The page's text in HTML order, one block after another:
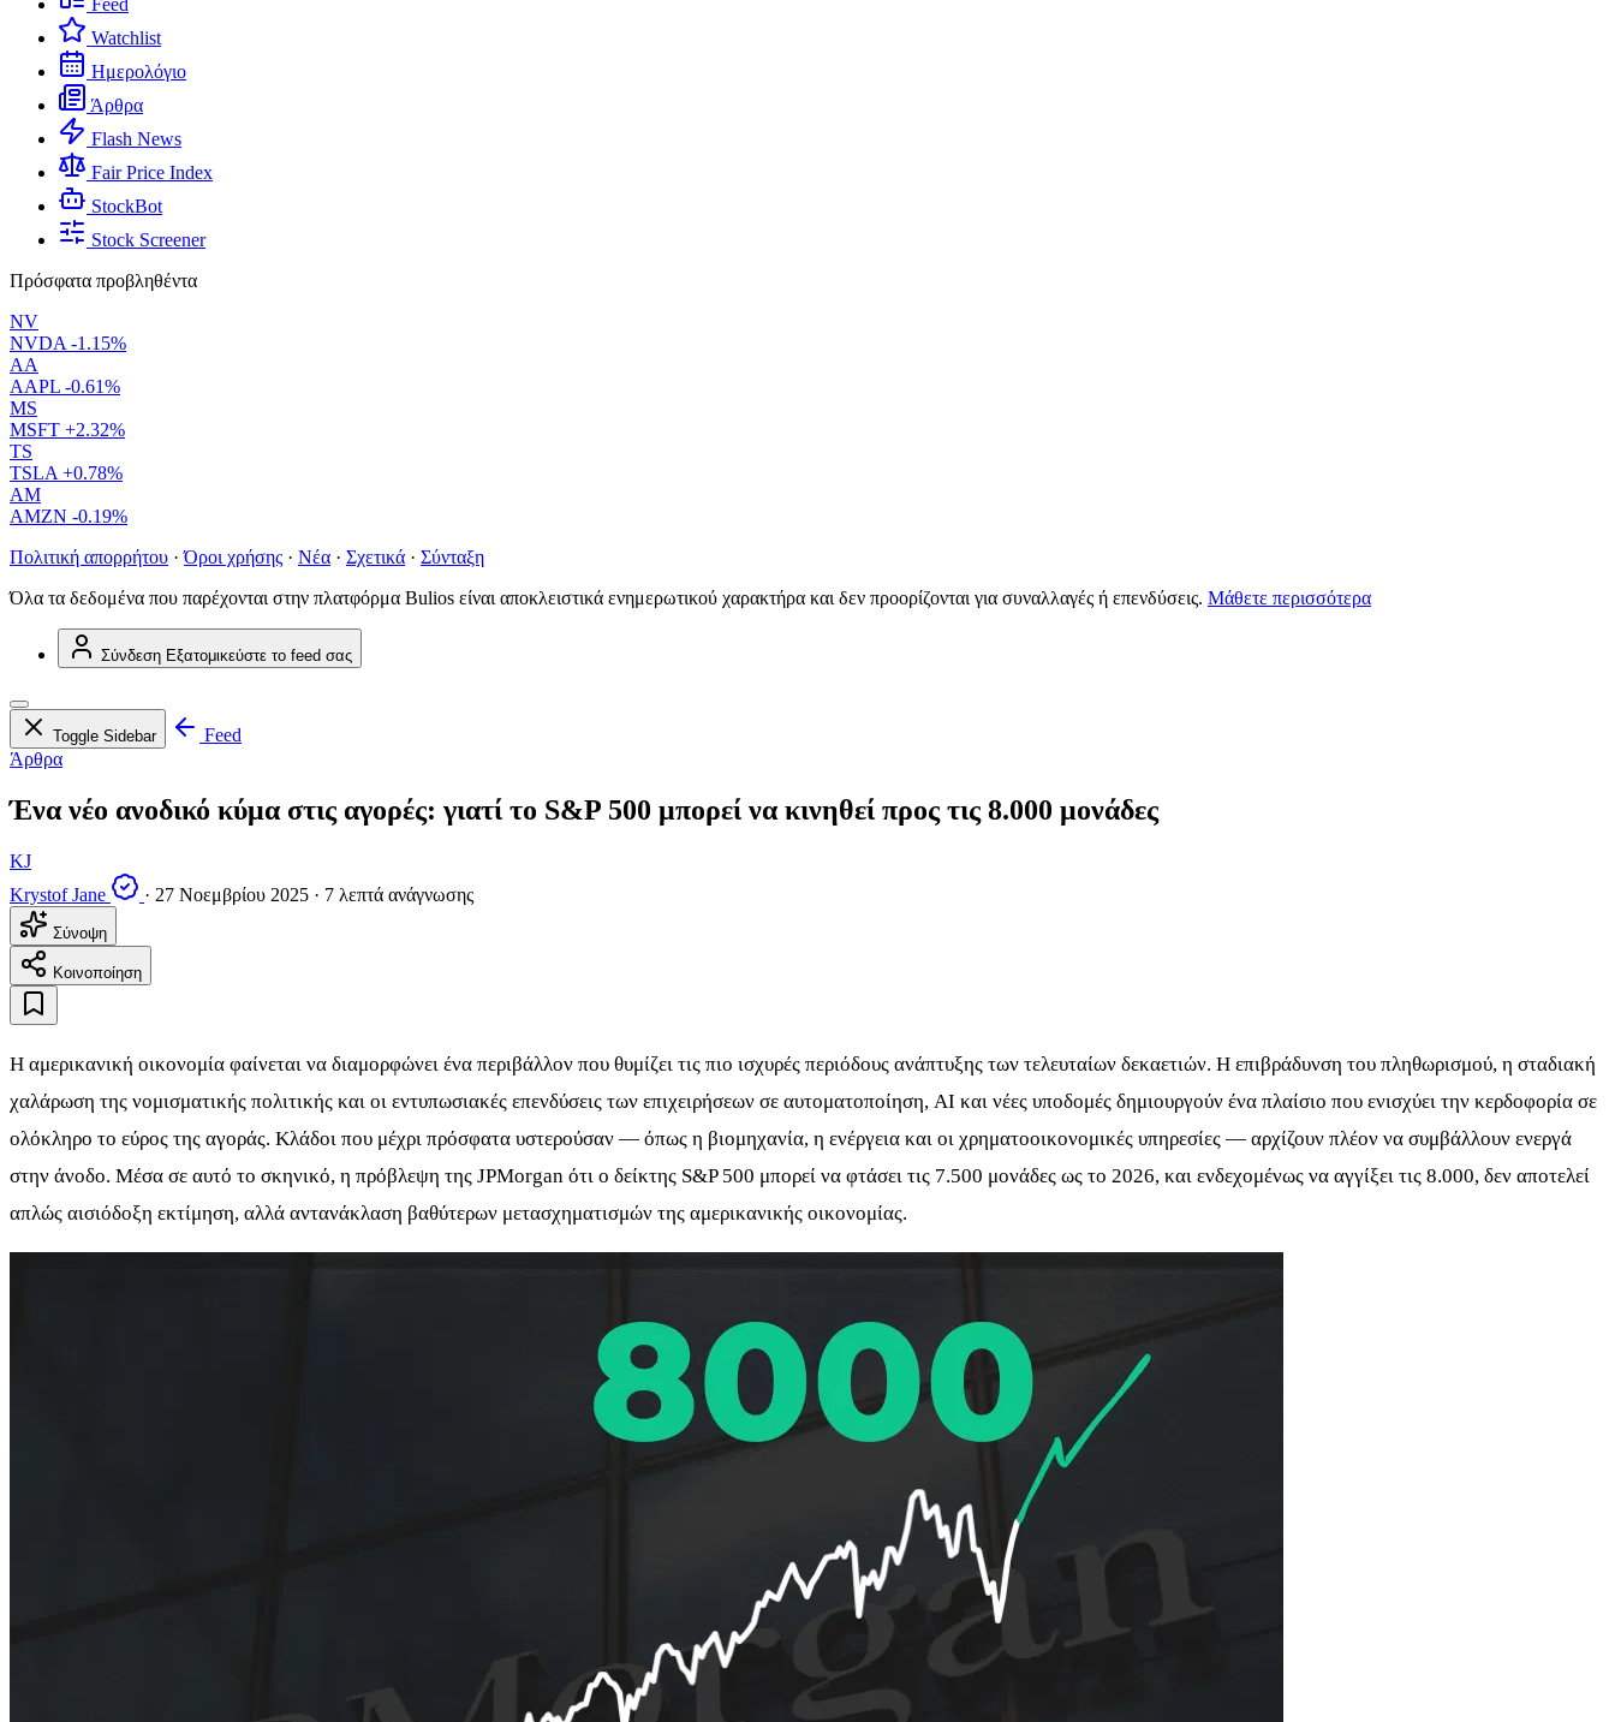
Feed
Watchlist
Ημερολόγιο
Άρθρα
Flash News
Fair Price Index
StockBot
Stock Screener
Πρόσφατα προβληθέντα
NV
NVDA -1.15%
AA
AAPL -0.61%
MS
MSFT +2.32%
TS
TSLA +0.78%
AM
AMZN -0.19%
Πολιτική απορρήτου · Όροι χρήσης · Νέα · Σχετικά · Σύνταξη
Όλα τα δεδομένα που παρέχονται στην πλατφόρμα Bulios είναι αποκλειστικά ενημερωτικού χαρακτήρα και δεν προορίζονται για συναλλαγές ή επενδύσεις. Μάθετε περισσότερα
Σύνδεση Εξατομικεύστε το feed σας
Toggle Sidebar
Feed
Άρθρα
Ένα νέο ανοδικό κύμα στις αγορές: γιατί το S&P 500 μπορεί να κινηθεί προς τις 8.000 μονάδες
KJ
Krystof Jane
· 27 Νοεμβρίου 2025 · 7 λεπτά ανάγνωσης
Σύνοψη
Κοινοποίηση
Η αμερικανική οικονομία φαίνεται να διαμορφώνει ένα περιβάλλον που θυμίζει τις πιο ισχυρές περιόδους ανάπτυξης των τελευταίων δεκαετιών. Η επιβράδυνση του πληθωρισμού, η σταδιακή
χαλάρωση της νομισματικής πολιτικής και οι εντυπωσιακές επενδύσεις των επιχειρήσεων σε αυτοματοποίηση, AI και νέες υποδομές δημιουργούν ένα πλαίσιο που ενισχύει την κερδοφορία σε
ολόκληρο το εύρος της αγοράς. Κλάδοι που μέχρι πρόσφατα υστερούσαν — όπως η βιομηχανία, η ενέργεια και οι χρηματοοικονομικές υπηρεσίες — αρχίζουν πλέον να συμβάλλουν ενεργά
στην άνοδο. Μέσα σε αυτό το σκηνικό, η πρόβλεψη της JPMorgan ότι ο δείκτης S&P 500 μπορεί να φτάσει τις 7.500 μονάδες ως το 2026, και ενδεχομένως να αγγίξει τις 8.000, δεν αποτελεί
απλώς αισιόδοξη εκτίμηση, αλλά αντανάκλαση βαθύτερων μετασχηματισμών της αμερικανικής οικονομίας.